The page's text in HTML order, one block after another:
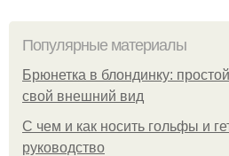
Популярные материалы
Брюнетка в блондинку:
свой внешний вид
С чем и как носить гольфы и
руководство